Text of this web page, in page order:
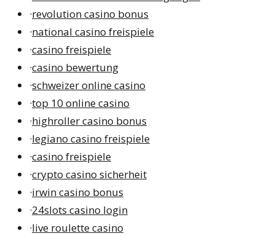
·revolution casino bonus
·national casino freispiele
·casino freispiele
·casino bewertung
·schweizer online casino
·top 10 online casino
·highroller casino bonus
·legiano casino freispiele
·casino freispiele
·crypto casino sicherheit
·irwin casino bonus
·24slots casino login
·live roulette casino